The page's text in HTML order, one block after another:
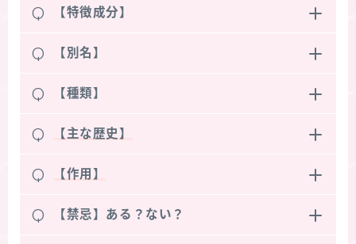
Q 【特徴成分】
Q 【別名】
Q 【種類】
Q 【主な歴史】
Q 【作用】
Q 【禁忌】ある？ない？